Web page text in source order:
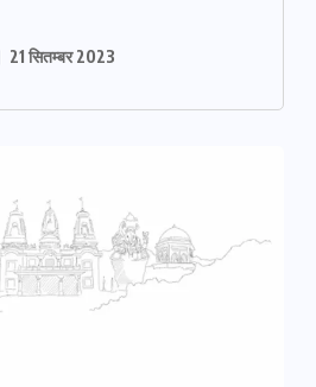
21 सितम्बर 2023